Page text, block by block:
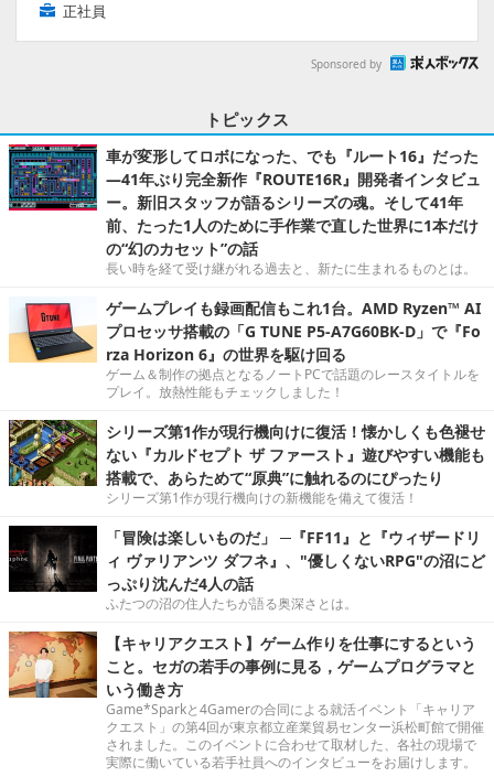
正社員
Sponsored by
トピックス
車が変形してロボになった、でも『ルート16』だった
―41年ぶり完全新作『ROUTE16R』開発者インタビュ
ー。新旧スタッフが語るシリーズの魂。そして41年
前、たった1人のために手作業で直した世界に1本だけ
の“幻のカセット”の話
長い時を経て受け継がれる過去と、新たに生まれるものとは。
ゲームプレイも録画配信もこれ1台。AMD Ryzen™ AI
プロセッサ搭載の「G TUNE P5-A7G60BK-D」で『Fo
rza Horizon 6』の世界を駆け回る
ゲーム＆制作の拠点となるノートPCで話題のレースタイトルを
プレイ。放熱性能もチェックしました！
シリーズ第1作が現行機向けに復活！懐かしくも色褪せ
ない『カルドセプト ザ ファースト』遊びやすい機能も
搭載で、あらためて“原典”に触れるのにぴったり
シリーズ第1作が現行機向けの新機能を備えて復活！
「冒険は楽しいものだ」 ─『FF11』と『ウィザードリ
ィ ヴァリアンツ ダフネ』、"優しくないRPG"の沼にど
っぷり沈んだ4人の話
ふたつの沼の住人たちが語る奥深さとは。
【キャリアクエスト】ゲーム作りを仕事にするという
こと。セガの若手の事例に見る，ゲームプログラマと
いう働き方
Game*Sparkと4Gamerの合同による就活イベント「キャリア
クエスト」の第4回が東京都立産業貿易センター浜松町館で開催
されました。このイベントに合わせて取材した、各社の現場で
実際に働いている若手社員へのインタビューをお届けします。